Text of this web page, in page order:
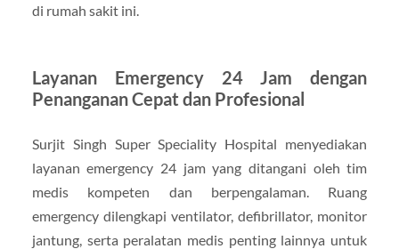
di rumah sakit ini.
Layanan Emergency 24 Jam dengan
Penanganan Cepat dan Profesional
Surjit Singh Super Speciality Hospital menyediakan
layanan emergency 24 jam yang ditangani oleh tim
medis kompeten dan berpengalaman. Ruang
emergency dilengkapi ventilator, defibrillator, monitor
jantung, serta peralatan medis penting lainnya untuk